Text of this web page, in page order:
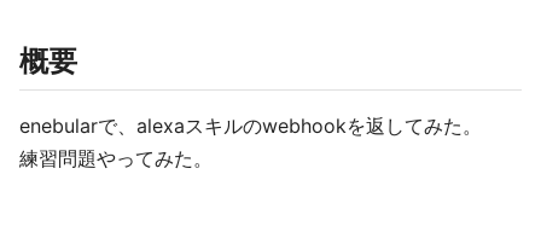
概要
enebularで、alexaスキルのwebhookを返してみた。
練習問題やってみた。